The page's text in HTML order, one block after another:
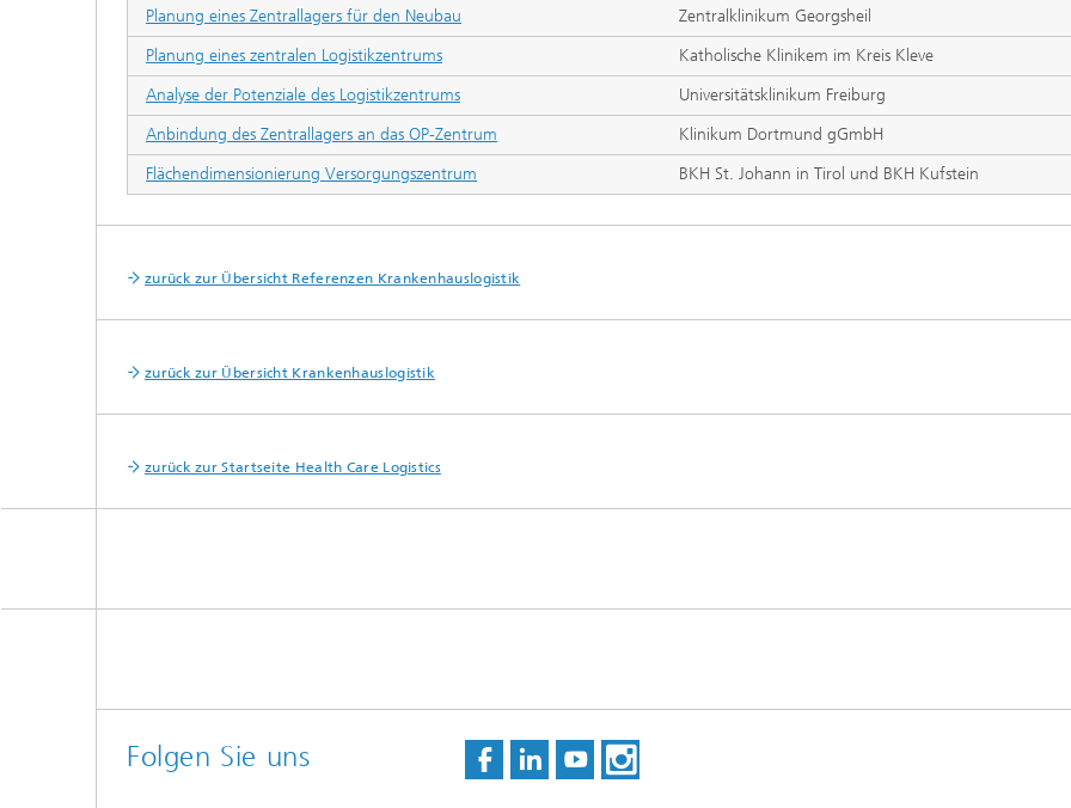
Planung eines Zentrallagers für den Neubau
Zentralklinikum Georgsheil
Planung eines zentralen Logistikzentrums
Katholische Klinikem im Kreis Kleve
Analyse der Potenziale des Logistikzentrums
Universitätsklinikum Freiburg
Anbindung des Zentrallagers an das OP-Zentrum
Klinikum Dortmund gGmbH
Flächendimensionierung Versorgungszentrum
BKH St. Johann in Tirol und BKH Kufstein
zurück zur Übersicht Referenzen Krankenhauslogistik
zurück zur Übersicht Krankenhauslogistik
zurück zur Startseite Health Care Logistics
Folgen Sie uns